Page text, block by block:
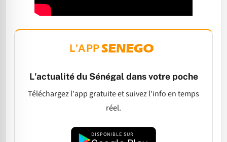
L'APP
L'actualité du Sénégal dans votre poche
Téléchargez l'app gratuite et suivez l'info en temps
réel.
DISPONIBLE SUR